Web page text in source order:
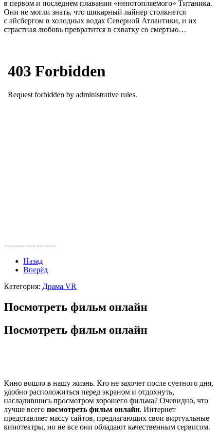
в первом и последнем плавании «непотопляемого» Титаника.
Они не могли знать, что шикарный лайнер столкнется
с айсбергом в холодных водах Северной Атлантики, и их
страстная любовь превратится в схватку со смертью…
Социальные кнопки для Joomla
Назад
Вперёд
Категория: Драма VR
Посмотреть фильм онлайн
Посмотреть фильм онлайн
Кино вошло в нашу жизнь. Кто не захочет после суетного дня,
удобно расположиться перед экраном и отдохнуть,
насладившись просмотром хорошего фильма? Очевидно, что
лучше всего посмотреть фильм онлайн. Интернет
представляет массу сайтов, предлагающих свои виртуальные
кинотеатры, но не все они обладают качественным сервисом.